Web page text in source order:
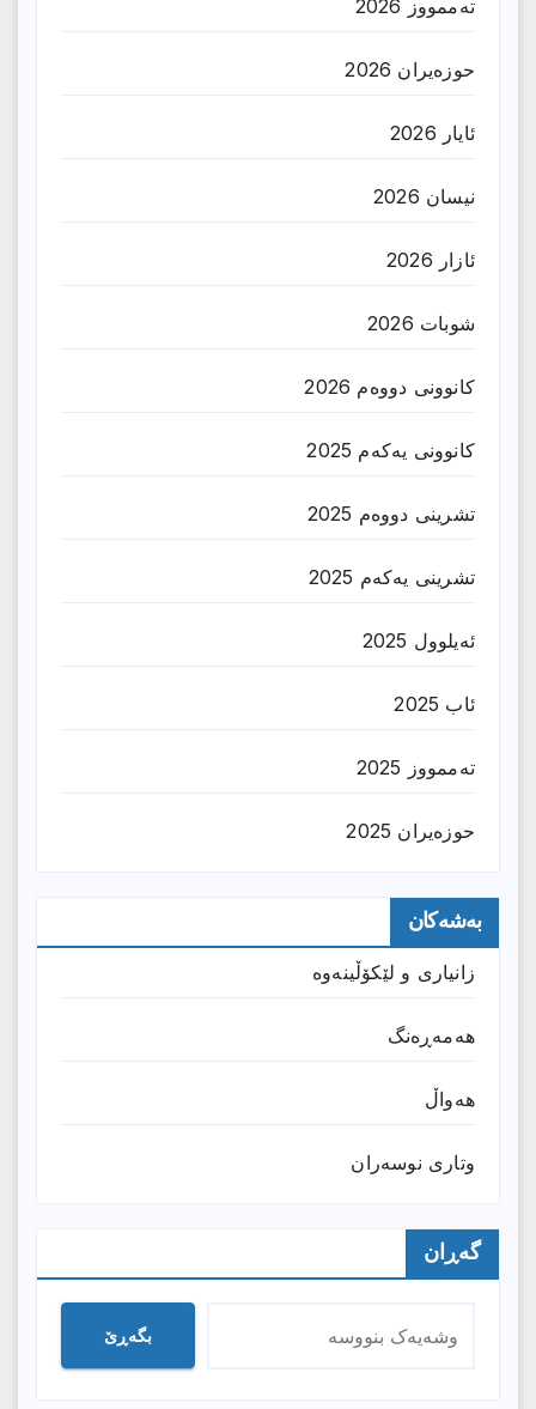
تەممووز 2026
حوزه‌یران 2026
ئایار 2026
نیسان 2026
ئازار 2026
شوبات 2026
کانوونی دووەم 2026
کانوونی یەکەم 2025
تشرینی دووەم 2025
تشرینی یەکەم 2025
ئەیلوول 2025
ئاب 2025
تەممووز 2025
حوزه‌یران 2025
بەشەکان
زانیارى و لێکۆڵینەوە
هەمەڕەنگ
هەواڵ
وتارى نوسەران
گەڕان
بگەڕێ